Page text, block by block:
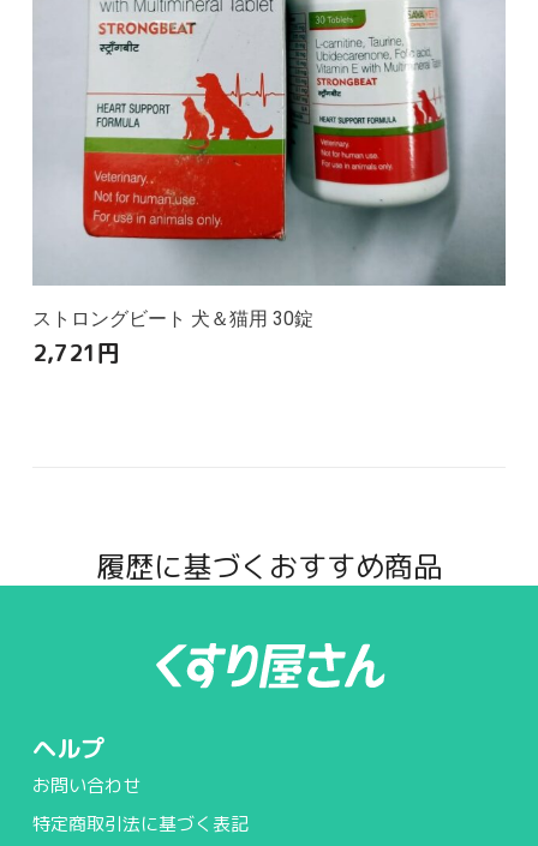
ストロングビート 犬＆猫用 30錠
2,721円
履歴に基づくおすすめ商品
ヘルプ
お問い合わせ
特定商取引法に基づく表記